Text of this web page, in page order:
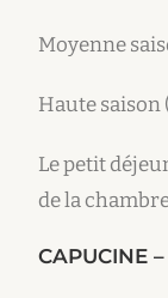
Moyenne
Haute saison
Le petit
de la
CAPUCINE